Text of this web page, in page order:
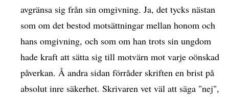
avgränsa sig från sin omgivning. Ja, det tycks nästan
som om det bestod motsättningar mellan honom och
hans omgivning, och som om han trots sin ungdom
hade kraft att sätta sig till motvärn mot varje oönskad
påverkan. Å andra sidan förråder skriften en brist på
absolut inre säkerhet. Skrivaren vet väl att säga "nej",